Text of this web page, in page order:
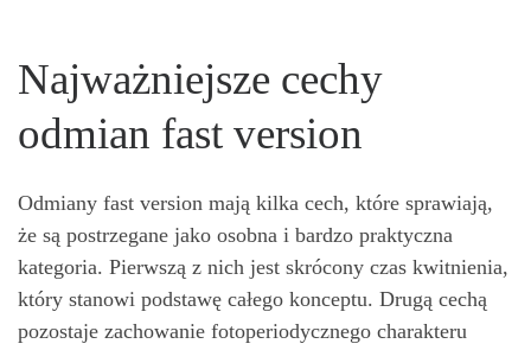
Najważniejsze cechy
odmian fast version
Odmiany fast version mają kilka cech, które sprawiają,
że są postrzegane jako osobna i bardzo praktyczna
kategoria. Pierwszą z nich jest skrócony czas kwitnienia,
który stanowi podstawę całego konceptu. Drugą cechą
pozostaje zachowanie fotoperiodycznego charakteru